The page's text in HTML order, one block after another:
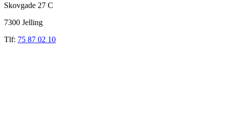
Skovgade 27 C
7300 Jelling
Tlf: 75 87 02 10